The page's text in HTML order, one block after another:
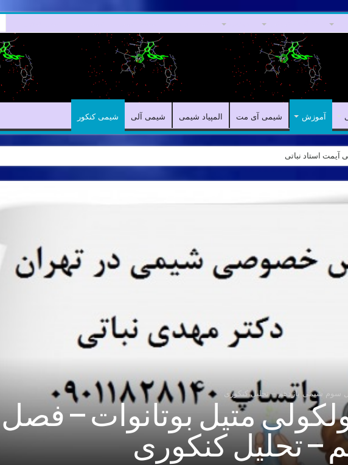
آموزش شیمی آی مت المپیاد شیمی شیمی آلی شیمی کنکور
آیمت استاد نباتی
سوم شیمی یازدهم – تحلیل کنکوری
متیل بوتانوات – فصل
– تحلیل کنکوری